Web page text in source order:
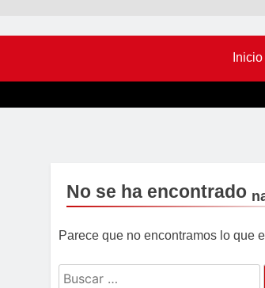
Inicio
No se ha encontrado
Parece que no encontramos lo que